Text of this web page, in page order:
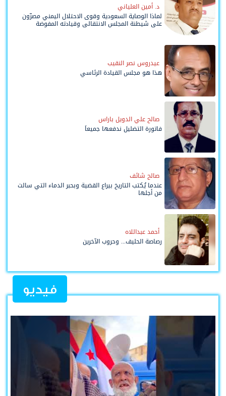
د. أمين العلياني
لماذا الوصاية السعودية وقوى الاحتلال اليمني مصرّون
على شيطنة المجلس الانتقالي وقيادته المفوضة
عيدروس نصر النقيب
هذا هو مجلس القيادة الرئاسي
صالح علي الدويل باراس
فاتورة التضليل ندفعها جميعاً
صالح شائف
عندما يُكتب التاريخ بيراع القضية وبحبر الدماء التي سالت
من أجلها
أحمد عبداللاه
رصاصة الحليف... وحروب الآخرين
فيديو